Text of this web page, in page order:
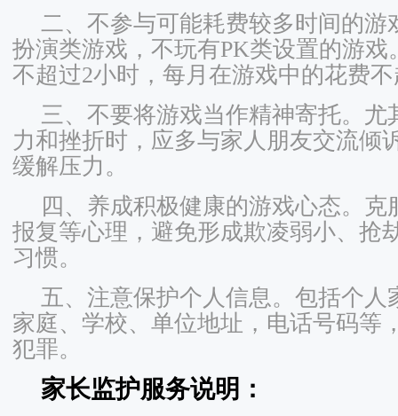
二、不参与可能耗费较多时间的游
扮演类游戏，不玩有PK类设置的游
不超过2小时，每月在游戏中的花费
三、不要将游戏当作精神寄托。尤
力和挫折时，应多与家人朋友交流倾
缓解压力。
四、养成积极健康的游戏心态。
报复等心理，避免形成欺凌弱小、抢
习惯。
五、注意保护个人信息。包括个人
家庭、学校、单位地址，电话号码等
犯罪。
家长监护服务说明：